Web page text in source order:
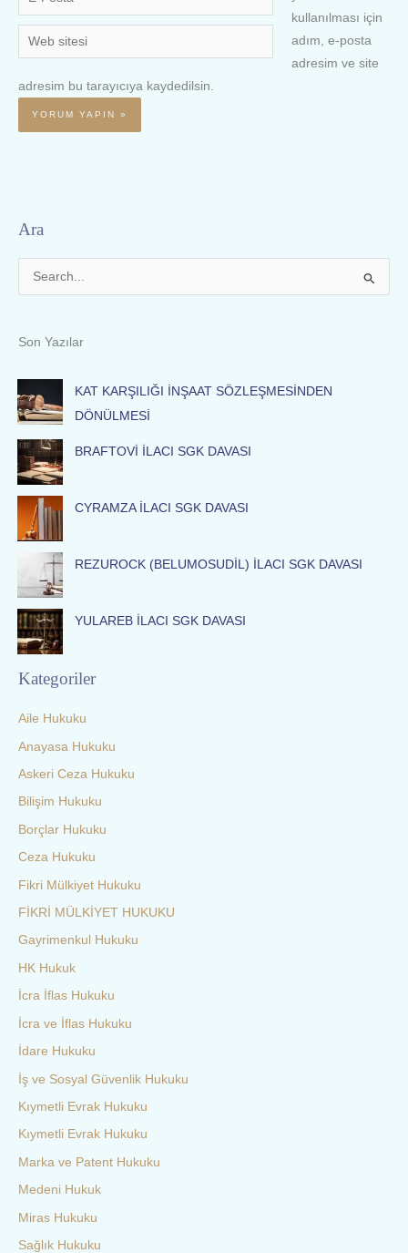
Posta
Web
sitesi
kullanılması için
adım, e-posta
adresim ve site
adresim bu tarayıcıya kaydedilsin.
Ara
c
h
f
o
r
:
Son Yazılar
KAT KARŞILIĞI İNŞAAT SÖZLEŞMESİNDEN
DÖNÜLMESİ
BRAFTOVİ İLACI SGK DAVASI
CYRAMZA İLACI SGK DAVASI
REZUROCK (BELUMOSUDİL) İLACI SGK DAVASI
YULAREB İLACI SGK DAVASI
Kategoriler
Aile Hukuku
Anayasa Hukuku
Askeri Ceza Hukuku
Bilişim Hukuku
Borçlar Hukuku
Ceza Hukuku
Fikri Mülkiyet Hukuku
FİKRİ MÜLKİYET HUKUKU
Gayrimenkul Hukuku
HK Hukuk
İcra İflas Hukuku
İcra ve İflas Hukuku
İdare Hukuku
İş ve Sosyal Güvenlik Hukuku
Kıymetli Evrak Hukuku
Kıymetli Evrak Hukuku
Marka ve Patent Hukuku
Medeni Hukuk
Miras Hukuku
Sağlık Hukuku